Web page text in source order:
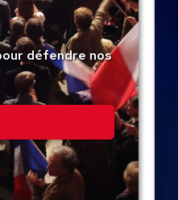
défendre nos